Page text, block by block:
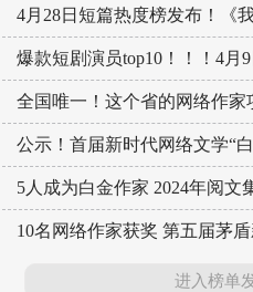
4月28日短篇热度榜发布！《
爆款短剧演员top10！！！4月
全国唯一！这个省的网络作家
公示！首届新时代网络文学“
5人成为白金作家 2024年阅文
10名网络作家获奖 第五届茅
进入榜单